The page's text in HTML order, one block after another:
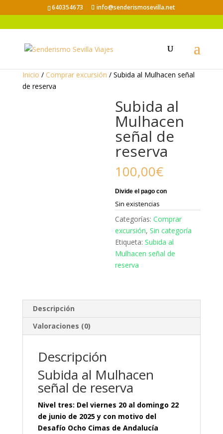
640354673 info@senderismosevilla.net
Inicio / Comprar excursión / Subida al Mulhacen señal
de reserva
Subida al
Mulhacen
señal de
reserva
100,00€
Sin existencias
Categorías:Comprar
excursión,Sin categoría
Etiqueta:Subida al
Mulhacen señal de
reserva
Descripción
Valoraciones (0)
Descripción
Subida al Mulhacen
señal de reserva
Nivel tres: Del viernes 20 al domingo 22
de junio de 2025 y con motivo del
Desafío Ocho Cimas de Andalucía